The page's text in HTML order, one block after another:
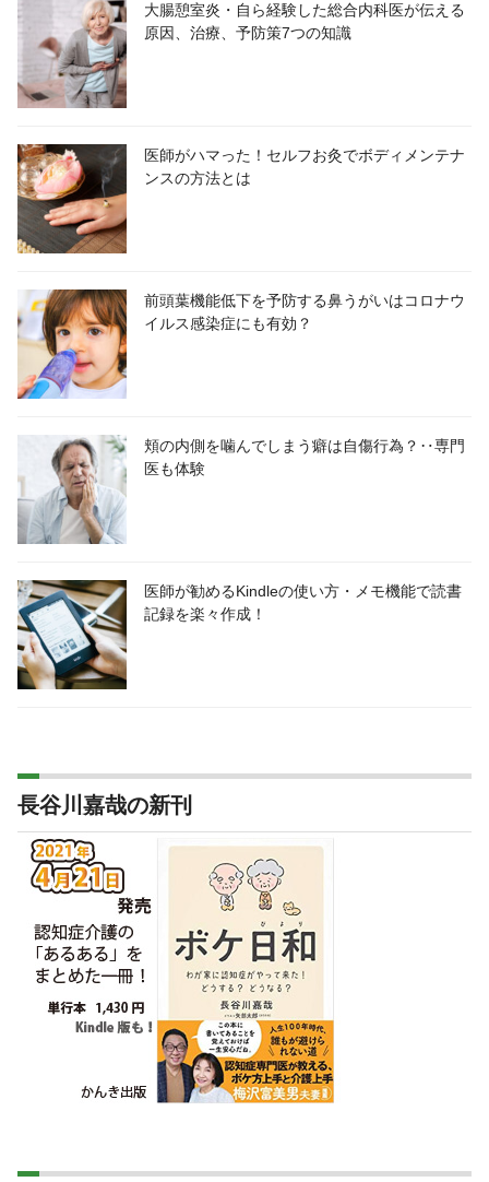
大腸憩室炎・自ら経験した総合内科医が伝える
原因、治療、予防策7つの知識
医師がハマった！セルフお灸でボディメンテナ
ンスの方法とは
前頭葉機能低下を予防する鼻うがいはコロナウ
イルス感染症にも有効？
頬の内側を噛んでしまう癖は自傷行為？‥専門
医も体験
医師が勧めるKindleの使い方・メモ機能で読書
記録を楽々作成！
長谷川嘉哉の新刊